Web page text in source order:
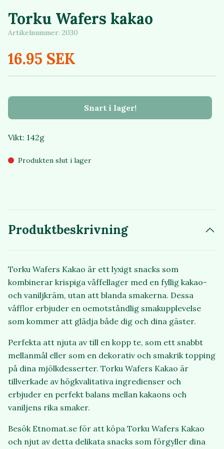
Torku Wafers kakao
Artikelnummer: 2030
16.95 SEK
Snart i lager!
Vikt: 142g
Produkten slut i lager
Produktbeskrivning
Torku Wafers Kakao är ett lyxigt snacks som
kombinerar krispiga våffellager med en fyllig kakao-
och vaniljkräm, utan att blanda smakerna. Dessa
våfflor erbjuder en oemotståndlig smakupplevelse
som kommer att glädja både dig och dina gäster.
Perfekta att njuta av till en kopp te, som ett snabbt
mellanmål eller som en dekorativ och smakrik topping
på dina mjölkdesserter. Torku Wafers Kakao är
tillverkade av högkvalitativa ingredienser och
erbjuder en perfekt balans mellan kakaons och
vaniljens rika smaker.
Besök Etnomat.se för att köpa Torku Wafers Kakao
och njut av detta delikata snacks som förgyller dina